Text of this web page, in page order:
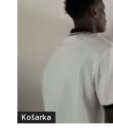
Košarka